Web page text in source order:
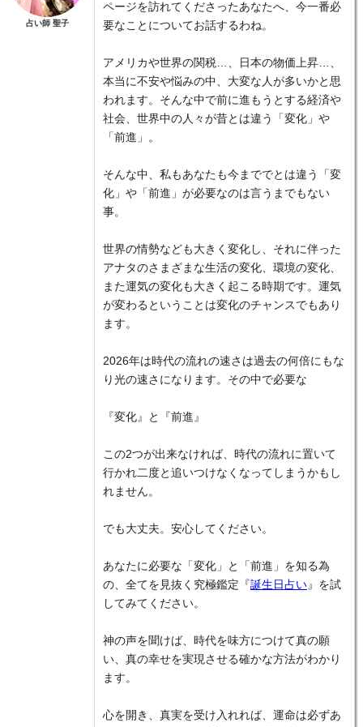
占い師 聖子
ページを訪れてくださったあなたへ、今一番必
要なことについてお話するわね。
アメリカや世界の関税…、日本の物価上昇…、
本当に不安や悩みの中、大変な人が多いかと思
われます。そんな中で前に進もうとする経済や
社会、世界中の人々が昔とは違う「変化」や
「前進」。
そんな中、私もあなたも今まででとは違う「変
化」や「前進」が必要なのは言うまでもない
事。
世界の情勢なども大きく変化し、それに伴った
アナタのさまざまな生活の変化、環境の変化、
また運気の変化も大きく起こる時期です。運気
が変わるということは変化のチャンスでもあり
ます。
2026年は時代の流れの速さは過去の何倍にもな
り光の速さになります。その中で必要な
『変化』と『前進』
この2つが出来なければ、時代の流れに置いて
行かれ二度と追いつけなくなってしまうかもし
れません。
でも大丈夫。安心してください。
あなたに必要な「変化」と「前進」を知る為
の、全てを見抜く究極鑑定『誕生日占い 』を試
してみてください。
神の声を聞けば、時代を味方につけて真の願
い、真の幸せを実現させる確かな方法がわかり
ます。
心を開き、真実を受け入れれば、運命は必ずあ